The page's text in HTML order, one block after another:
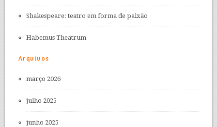
Shakespeare: teatro em forma de paixão
Habemus Theatrum
Arquivos
março 2026
julho 2025
junho 2025